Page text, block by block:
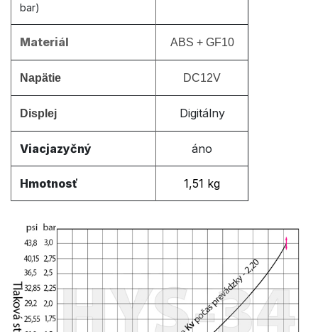
bar)
Materiál ABS + GF10
Napätie DC12V
Displej Digitálny
Viacjazyčný áno
Hmotnosť 1,51 kg